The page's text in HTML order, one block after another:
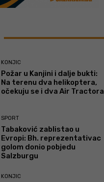
KONJIC
Požar u Kanjini i dalje bukti:
Na terenu dva helikoptera,
očekuju se i dva Air Tractora
SPORT
Tabaković zablistao u
Evropi: Bh. reprezentativac
golom donio pobjedu
Salzburgu
KONJIC